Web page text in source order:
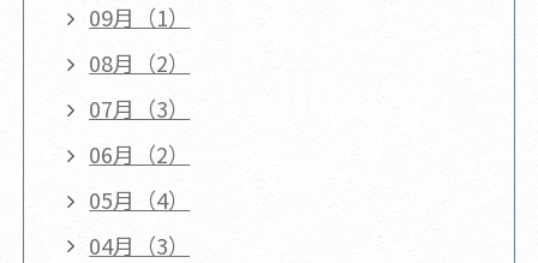
09月（1）
08月（2）
07月（3）
06月（2）
05月（4）
04月（3）